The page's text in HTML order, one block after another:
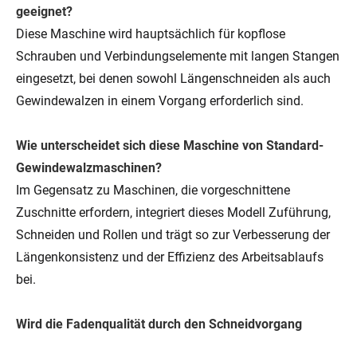
geeignet?
Diese Maschine wird hauptsächlich für kopflose
Schrauben und Verbindungselemente mit langen Stangen
eingesetzt, bei denen sowohl Längenschneiden als auch
Gewindewalzen in einem Vorgang erforderlich sind.
Wie unterscheidet sich diese Maschine von Standard-
Gewindewalzmaschinen?
Im Gegensatz zu Maschinen, die vorgeschnittene
Zuschnitte erfordern, integriert dieses Modell Zuführung,
Schneiden und Rollen und trägt so zur Verbesserung der
Längenkonsistenz und der Effizienz des Arbeitsablaufs
bei.
Wird die Fadenqualität durch den Schneidvorgang